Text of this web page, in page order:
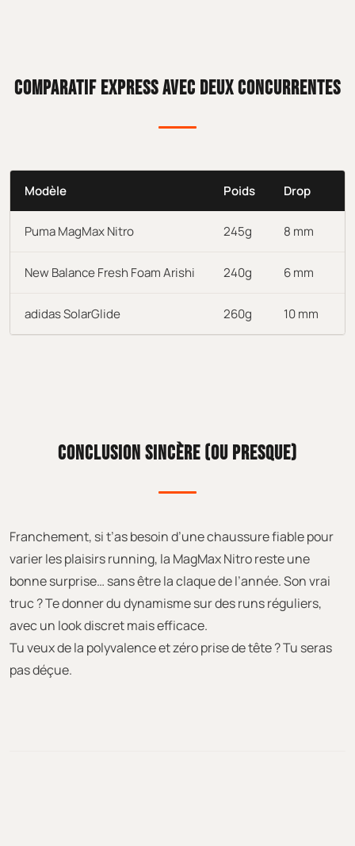
COMPARATIF EXPRESS AVEC DEUX CONCURRENTES
Modèle Poids Drop
Puma MagMax Nitro 245g 8 mm
New Balance Fresh Foam Arishi 240g 6 mm
adidas SolarGlide 260g 10 mm
CONCLUSION SINCÈRE (OU PRESQUE)
Franchement, si t’as besoin d’une chaussure fiable pour
varier les plaisirs running, la MagMax Nitro reste une
bonne surprise… sans être la claque de l’année. Son vrai
truc ? Te donner du dynamisme sur des runs réguliers,
avec un look discret mais efficace.
Tu veux de la polyvalence et zéro prise de tête ? Tu seras
pas déçue.